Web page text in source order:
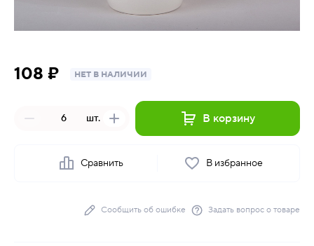
108 ₽ НЕТ В НАЛИЧИИ
шт. В корзину
Сравнить В избранное
Сообщить об ошибке Задать вопрос о товаре